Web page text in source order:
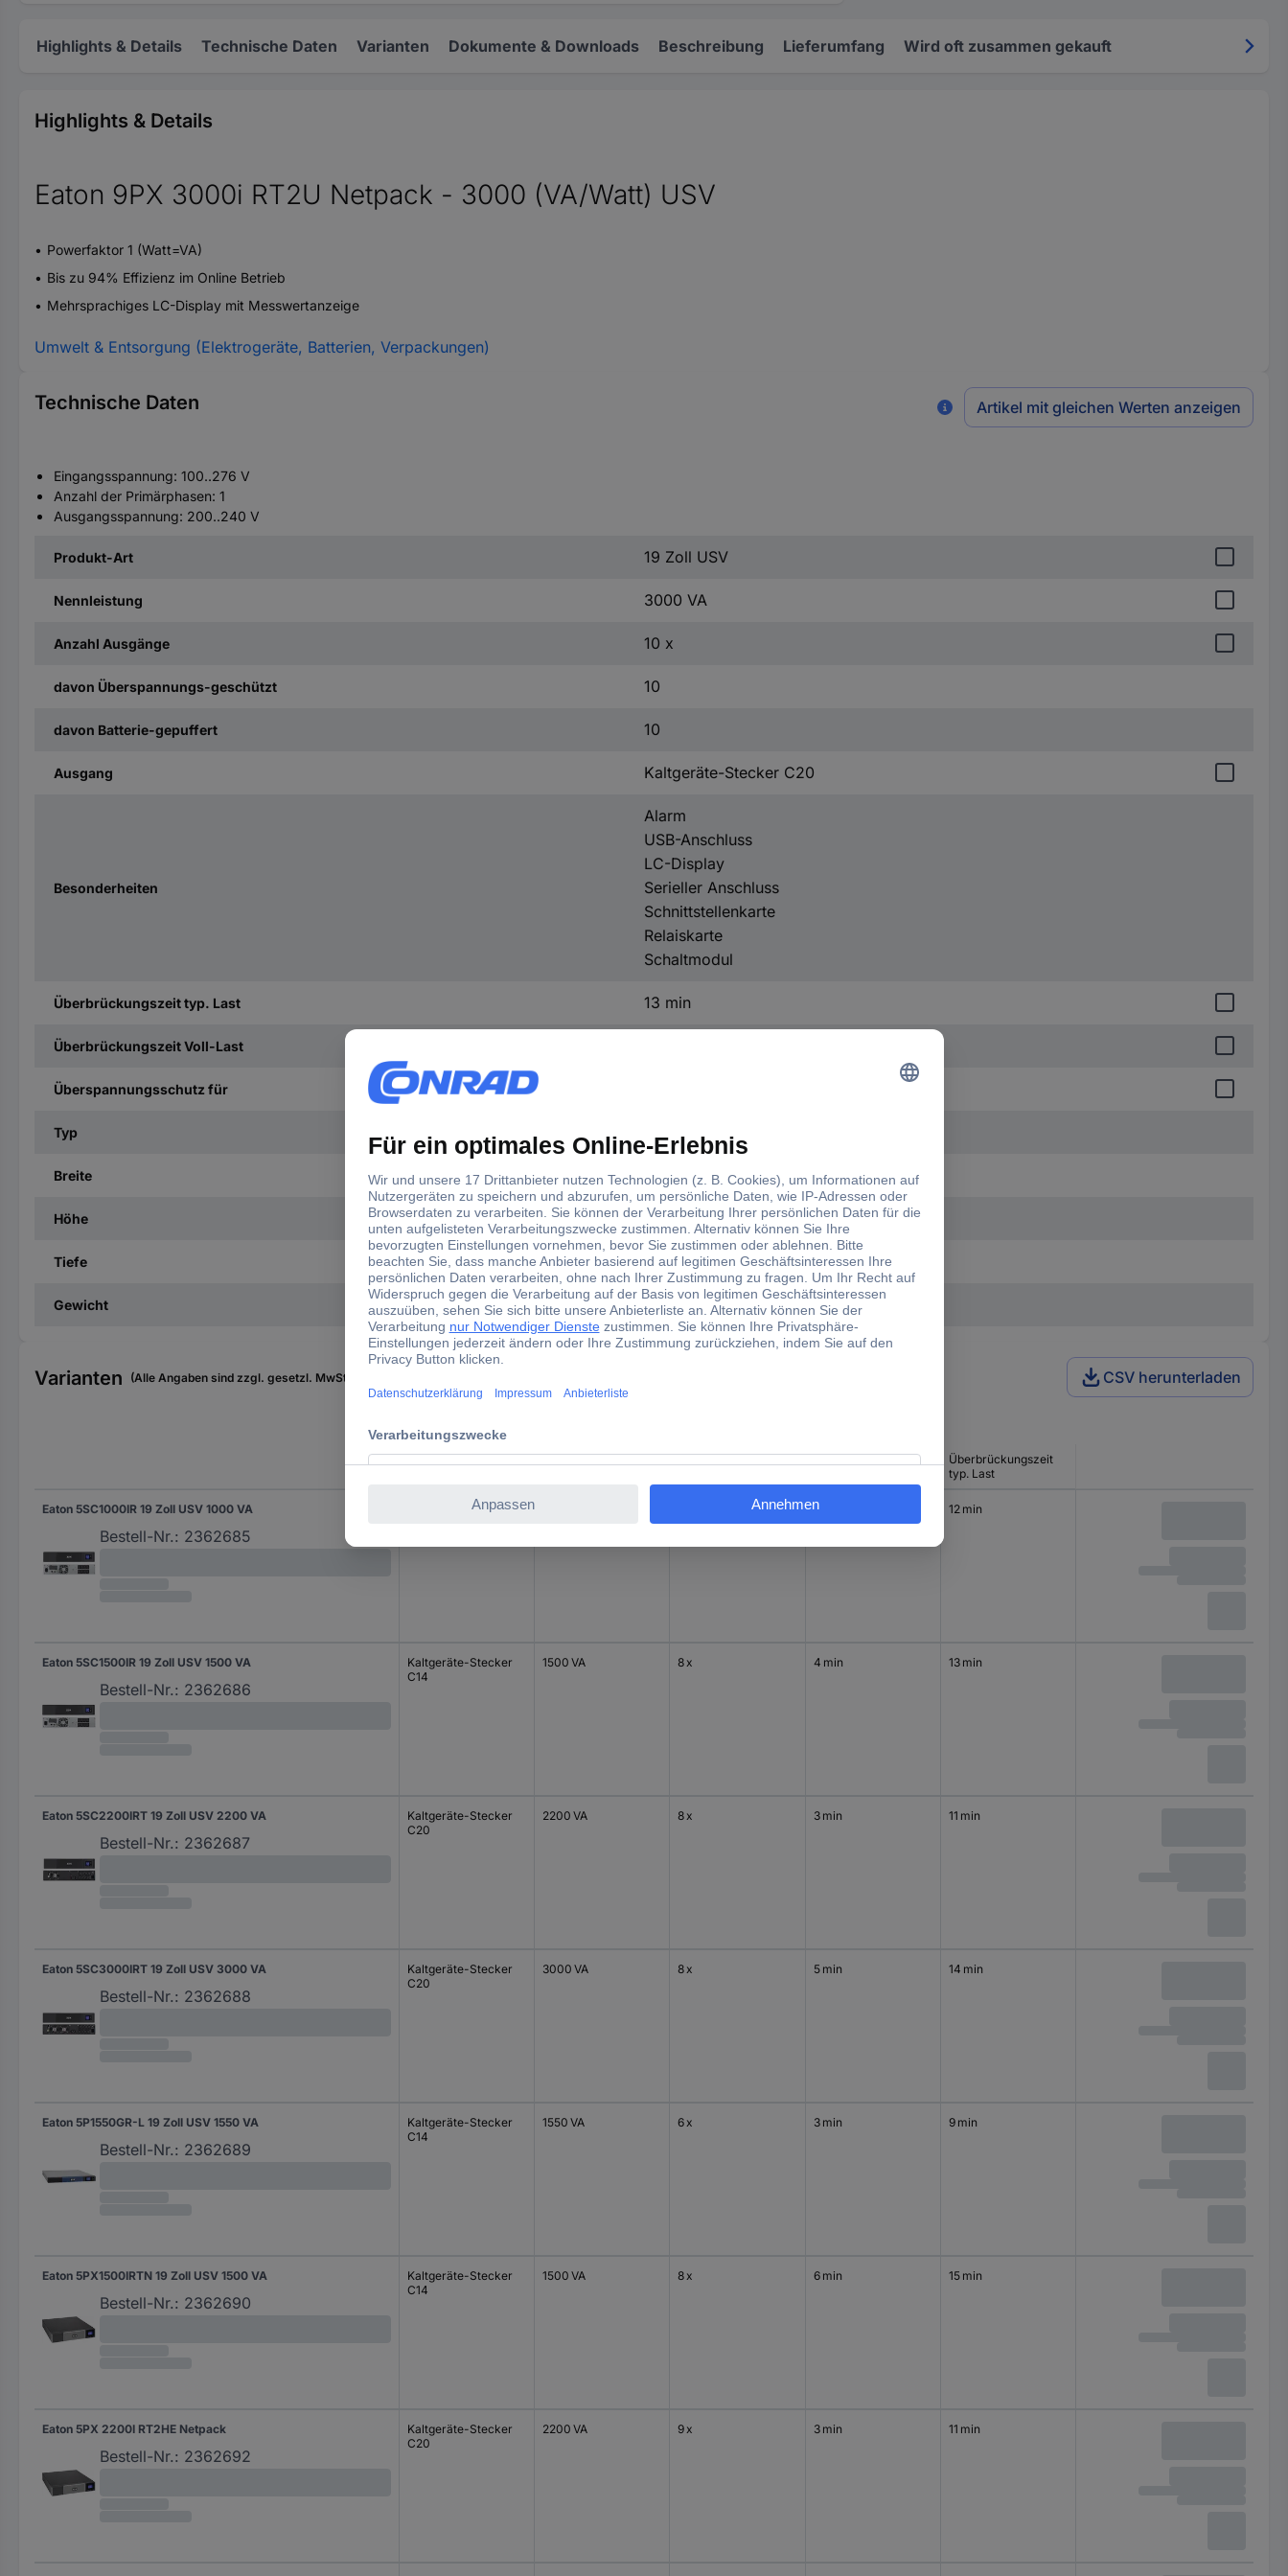
Highlights & Details Technische Daten Varianten Dokumente & Downloads Beschreibung Lieferumfang Wird oft zusammen gekauft
Highlights & Details
Eaton 9PX 3000i RT2U Netpack - 3000 (VA/Watt) USV
Powerfaktor 1 (Watt=VA)
Bis zu 94% Effizienz im Online Betrieb
Mehrsprachiges LC-Display mit Messwertanzeige
Umwelt & Entsorgung (Elektrogeräte, Batterien, Verpackungen)
Technische Daten Artikel mit gleichen Werten anzeigen
Eingangsspannung: 100..276 V
Anzahl der Primärphasen: 1
Ausgangsspannung: 200..240 V
Produkt-Art 19 Zoll USV
Nennleistung 3000 VA
Anzahl Ausgänge 10 x
davon Überspannungs-geschützt 10
davon Batterie-gepuffert 10
Ausgang Kaltgeräte-Stecker C20
Besonderheiten
Alarm
USB-Anschluss
LC-Display
Serieller Anschluss
Schnittstellenkarte
Relaiskarte
Schaltmodul
Überbrückungszeit typ. Last 13 min
Überbrückungszeit Voll-Last
Überspannungsschutz für
Typ
Breite 440 mm
Höhe 86.5 mm
Tiefe 605 mm
Gewicht 27.57 kg
Varianten (Alle Angaben sind zzgl. gesetzl. MwSt., zzgl. Versand) CSV herunterladen
Ausgang Nennleistung Anzahl Ausgänge
Überbrückungszeit
Überbrückungszeit
typ. Last
Eaton 5SC1000IR 19 Zoll USV 1000 VA
Bestell-Nr.: 2362685
Kaltgeräte-Stecker
5 min 12 min
Eaton 5SC1500IR 19 Zoll USV 1500 VA
Bestell-Nr.: 2362686
Kaltgeräte-Stecker
C14
1500 VA 8 x 4 min 13 min
Eaton 5SC2200IRT 19 Zoll USV 2200 VA
Bestell-Nr.: 2362687
Kaltgeräte-Stecker
C20
2200 VA 8 x 3 min 11 min
Eaton 5SC3000IRT 19 Zoll USV 3000 VA
Bestell-Nr.: 2362688
Kaltgeräte-Stecker
C20
3000 VA 8 x 5 min 14 min
Eaton 5P1550GR-L 19 Zoll USV 1550 VA
Bestell-Nr.: 2362689
Kaltgeräte-Stecker
C14
1550 VA 6 x 3 min 9 min
Eaton 5PX1500IRTN 19 Zoll USV 1500 VA
Bestell-Nr.: 2362690
Kaltgeräte-Stecker
C14
1500 VA 8 x 6 min 15 min
Eaton 5PX 2200I RT2HE Netpack
Bestell-Nr.: 2362692
Kaltgeräte-Stecker
C20
2200 VA 9 x 3 min 11 min